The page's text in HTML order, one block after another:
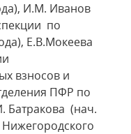
И.М. Иванов
по
Е.В.Мокеева
взносов и
ПФР по
Батракова (нач.